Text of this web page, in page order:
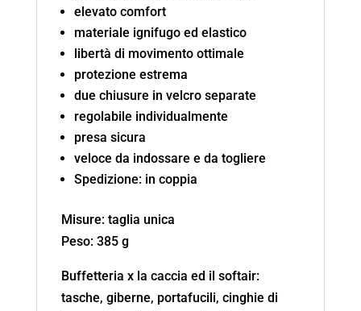
elevato comfort
materiale ignifugo ed elastico
libertà di movimento ottimale
protezione estrema
due chiusure in velcro separate
regolabile individualmente
presa sicura
veloce da indossare e da togliere
Spedizione: in coppia
Misure: taglia unica
Peso: 385 g
Buffetteria x la caccia ed il softair:
tasche, giberne, portafucili, cinghie di